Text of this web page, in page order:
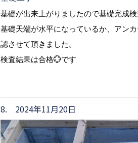
基礎が出来上がりましたので基礎完成
基礎天端が水平になっているか、アン
認させて頂きました。
検査結果は合格💮です
8. 2024年11月20日